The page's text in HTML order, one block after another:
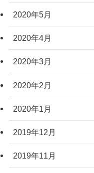
2020年5月
2020年4月
2020年3月
2020年2月
2020年1月
2019年12月
2019年11月